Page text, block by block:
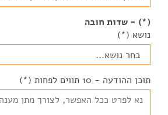
(*) - שדות חובה
נושא (*)
תוכן ההודעה - 10 תווים לפחות (*)